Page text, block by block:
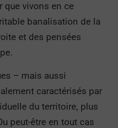
que vivons en ce
banalisation de la
et des pensées
– mais aussi
caractérisés par
du territoire, plus
peut-être en tout cas